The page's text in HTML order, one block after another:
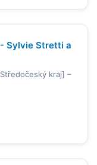
Sylvie Stretti a
kraj] –